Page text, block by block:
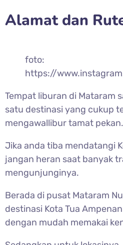
Alamat dan
foto:
https://
Tempat liburan di Mataram
satu destinasi yang cukup
mengawallibur tamat pekan.
Jika anda tiba mendatangi
jangan heran saat banyak
mengunjunginya.
Berada di pusat Mataram
destinasi Kota Tua
dengan mudah memakai